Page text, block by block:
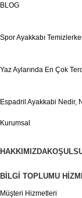
BLOG
Spor Ayakkabı
Yaz Aylarında En Çok
Espadril Ayakkabi Nedir,
Kurumsal
HAKKIMIZDA
BILGI TOPLUMU
Müşteri Hizmetleri